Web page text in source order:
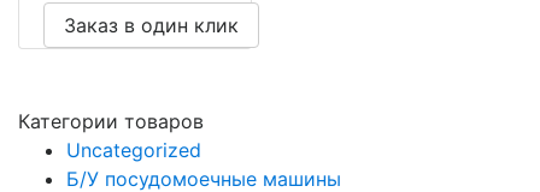
Заказ в один клик
Категории товаров
Uncategorized
Б/У посудомоечные машины